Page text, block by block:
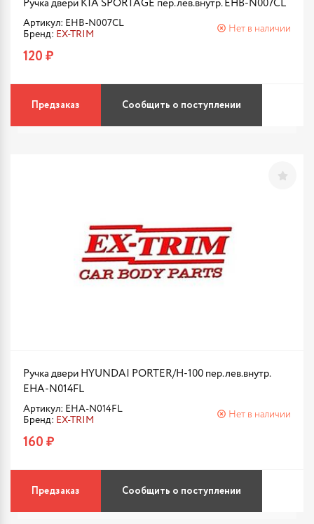
Ручка двери KIA SPORTAGE пер.лев.внутр. EHB-N007CL
Артикул: EHB-N007CL
Бренд: EX-TRIM
Нет в наличии
120 ₽
Предзаказ Сообщить о поступлении
Ручка двери HYUNDAI PORTER/H-100 пер.лев.внутр.
EHA-N014FL
Артикул: EHA-N014FL
Бренд: EX-TRIM
Нет в наличии
160 ₽
Предзаказ Сообщить о поступлении